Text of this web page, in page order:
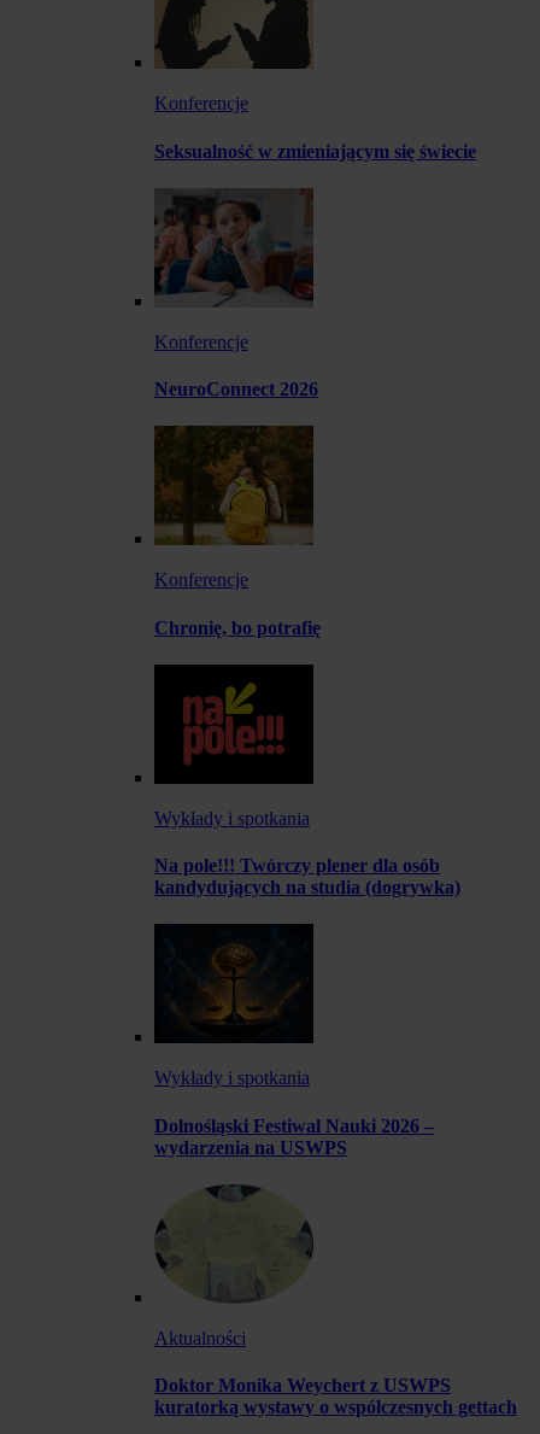
Konferencje
Seksualność w zmieniającym się świecie
Konferencje
NeuroConnect 2026
Konferencje
Chronię, bo potrafię
Wykłady i spotkania
Na pole!!! Twórczy plener dla osób
kandydujących na studia (dogrywka)
Wykłady i spotkania
Dolnośląski Festiwal Nauki 2026 –
wydarzenia na USWPS
Aktualności
Doktor Monika Weychert z USWPS
kuratorką wystawy o współczesnych gettach